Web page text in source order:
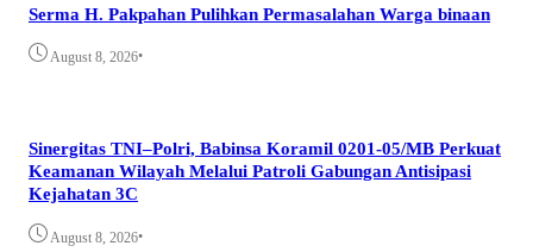
Serma H. Pakpahan Pulihkan Permasalahan Warga binaan
August 8, 2026•
Sinergitas TNI–Polri, Babinsa Koramil 0201-05/MB Perkuat
Keamanan Wilayah Melalui Patroli Gabungan Antisipasi
Kejahatan 3C
August 8, 2026•